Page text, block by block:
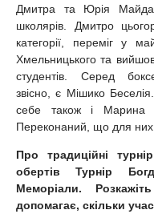
Дмитра та Юрія
школярів. Дмитро
категорії, переміг у
Хмельницького та
студентів. Серед
звісно, є Мішико
себе також і Марина
Переконаний, що для них
Про традиційні
обертів Турнір
Меморіали.
допомагає, скільки